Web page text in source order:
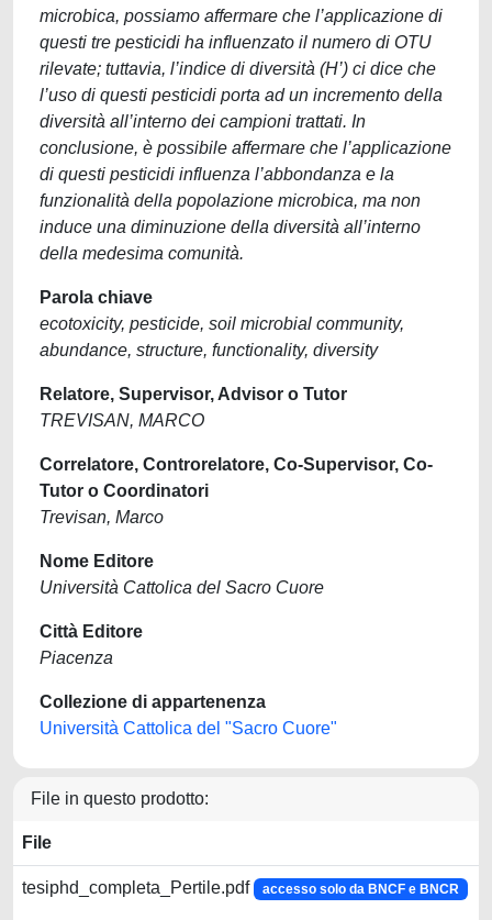
microbica, possiamo affermare che l’applicazione di
questi tre pesticidi ha influenzato il numero di OTU
rilevate; tuttavia, l’indice di diversità (H’) ci dice che
l’uso di questi pesticidi porta ad un incremento della
diversità all’interno dei campioni trattati. In
conclusione, è possibile affermare che l’applicazione
di questi pesticidi influenza l’abbondanza e la
funzionalità della popolazione microbica, ma non
induce una diminuzione della diversità all’interno
della medesima comunità.
Parola chiave
ecotoxicity, pesticide, soil microbial community,
abundance, structure, functionality, diversity
Relatore, Supervisor, Advisor o Tutor
TREVISAN, MARCO
Correlatore, Controrelatore, Co-Supervisor, Co-
Tutor o Coordinatori
Trevisan, Marco
Nome Editore
Università Cattolica del Sacro Cuore
Città Editore
Piacenza
Collezione di appartenenza
Università Cattolica del "Sacro Cuore"
File in questo prodotto:
File
tesiphd_completa_Pertile.pdf accesso solo da BNCF e BNCR